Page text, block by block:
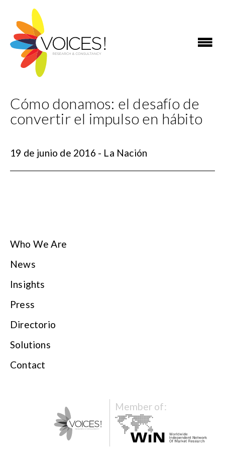
Cómo donamos: el desafío de
convertir el impulso en hábito
19 de junio de 2016 - La Nación
Who We Are
News
Insights
Press
Directorio
Solutions
Contact
Member of: